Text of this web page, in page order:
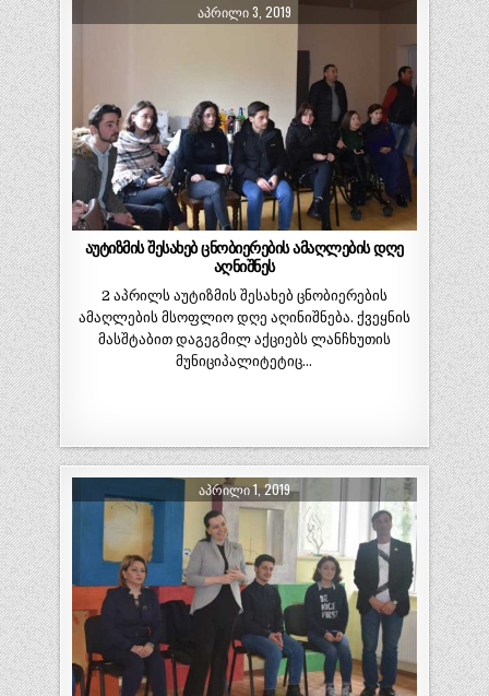
ᲐᲞᲠᲘᲚᲘ 3, 2019
აუტიზმის შესახებ ცნობიერების ამაღლების დღე
აღნიშნეს
2 აპრილს აუტიზმის შესახებ ცნობიერების
ამაღლების მსოფლიო დღე აღინიშნება. ქვეყნის
მასშტაბით დაგეგმილ აქციებს ლანჩხუთის
მუნიციპალიტეტიც…
ᲐᲞᲠᲘᲚᲘ 1, 2019